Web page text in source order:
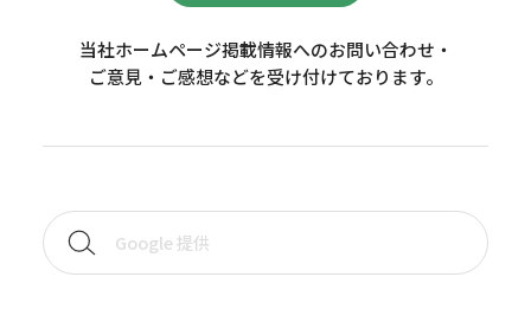
当社ホームページ掲載情報へのお問い合わせ・
ご意見・ご感想などを受け付けております。